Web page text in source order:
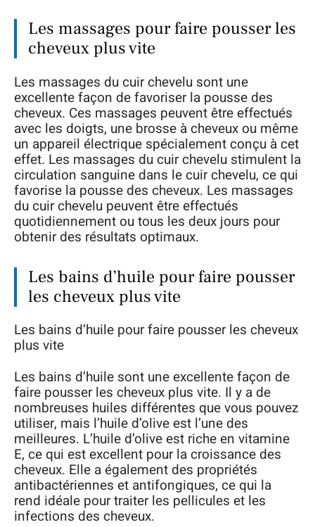
Les massages pour faire pousser les
cheveux plus vite
Les massages du cuir chevelu sont une
excellente façon de favoriser la pousse des
cheveux. Ces massages peuvent être effectués
avec les doigts, une brosse à cheveux ou même
un appareil électrique spécialement conçu à cet
effet. Les massages du cuir chevelu stimulent la
circulation sanguine dans le cuir chevelu, ce qui
favorise la pousse des cheveux. Les massages
du cuir chevelu peuvent être effectués
quotidiennement ou tous les deux jours pour
obtenir des résultats optimaux.
Les bains d’huile pour faire pousser
les cheveux plus vite
Les bains d’huile pour faire pousser les cheveux
plus vite
Les bains d’huile sont une excellente façon de
faire pousser les cheveux plus vite. Il y a de
nombreuses huiles différentes que vous pouvez
utiliser, mais l’huile d’olive est l’une des
meilleures. L’huile d’olive est riche en vitamine
E, ce qui est excellent pour la croissance des
cheveux. Elle a également des propriétés
antibactériennes et antifongiques, ce qui la
rend idéale pour traiter les pellicules et les
infections des cheveux.